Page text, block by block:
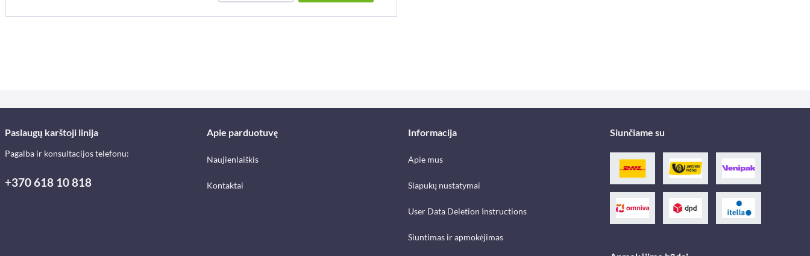
Paslaugų karštoji linija
Pagalba ir konsultacijos telefonu:
+370 618 10 818
Apie parduotuvę
Naujienlaiškis
Kontaktai
Informacija
Apie mus
Slapukų nustatymai
User Data Deletion Instructions
Siuntimas ir apmokėjimas
Siunčiame su